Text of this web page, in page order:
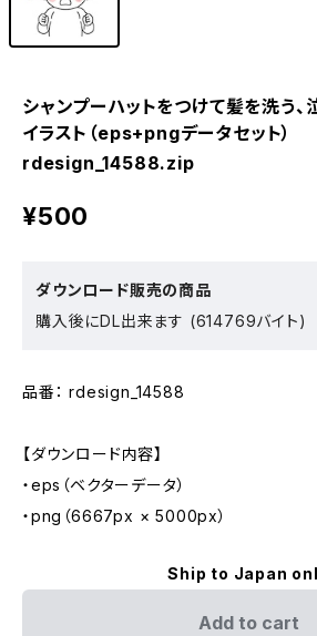
シャンプーハットをつけて髪を洗う
イラスト（eps+pngデータセット）
rdesign_14588.zip
¥500
ダウンロード販売の商品
購入後にDL出来ます (614769バイト)
品番： rdesign_14588
【ダウンロード内容】
・eps（ベクターデータ）
・png（6667px × 5000px）
Ship to Japan
Add to cart